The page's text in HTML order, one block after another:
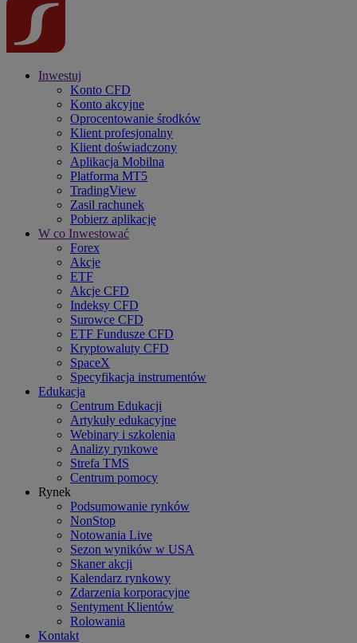
Inwestuj
Konto CFD
Konto akcyjne
Oprocentowanie środków
Klient profesjonalny
Klient doświadczony
Aplikacja Mobilna
Platforma MT5
TradingView
Zasil rachunek
Pobierz aplikację
W co Inwestować
Forex
Akcje
ETF
Akcje CFD
Indeksy CFD
Surowce CFD
ETF Fundusze CFD
Kryptowaluty CFD
SpaceX
Specyfikacja instrumentów
Edukacja
Centrum Edukacji
Artykuły edukacyjne
Webinary i szkolenia
Analizy rynkowe
Strefa TMS
Centrum pomocy
Rynek
Podsumowanie rynków
NonStop
Notowania Live
Sezon wyników w USA
Skaner akcji
Kalendarz rynkowy
Zdarzenia korporacyjne
Sentyment Klientów
Rolowania
Kontakt